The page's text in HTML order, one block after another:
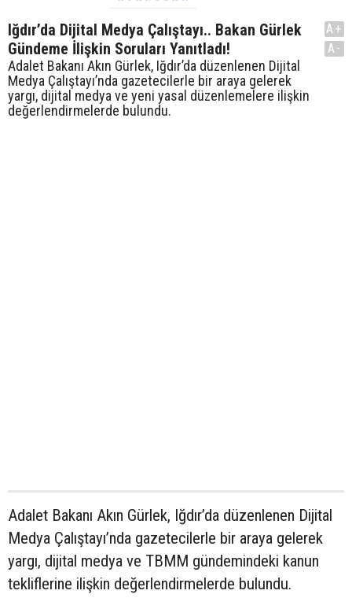
Iğdır’da Dijital Medya Çalıştayı.. Bakan Gürlek
Gündeme İlişkin Soruları Yanıtladı!
Adalet Bakanı Akın Gürlek, Iğdır’da düzenlenen Dijital
Medya Çalıştayı’nda gazetecilerle bir araya gelerek
yargı, dijital medya ve yeni yasal düzenlemelere ilişkin
değerlendirmelerde bulundu.
A+
A-
Adalet Bakanı Akın Gürlek, Iğdır’da düzenlenen Dijital
Medya Çalıştayı’nda gazetecilerle bir araya gelerek
yargı, dijital medya ve TBMM gündemindeki kanun
tekliflerine ilişkin değerlendirmelerde bulundu.